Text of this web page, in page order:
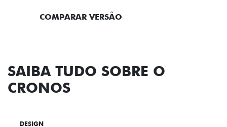
COMPARAR VERSÃO
SAIBA TUDO SOBRE O
CRONOS
DESIGN